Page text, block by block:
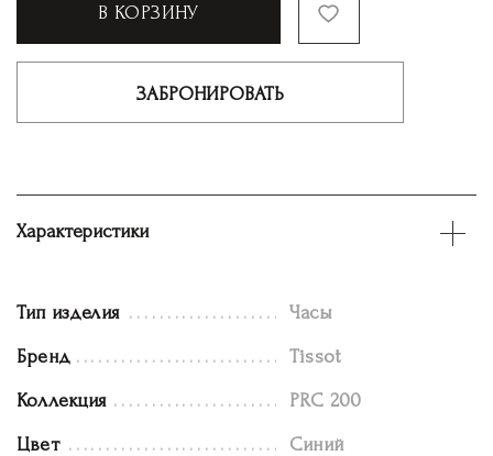
В КОРЗИНУ
ЗАБРОНИРОВАТЬ
Характеристики
Тип изделия Часы
Бренд Tissot
Коллекция PRC 200
Цвет Синий